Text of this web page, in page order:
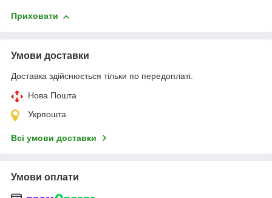
Приховати
Умови доставки
Доставка здійснюється тільки по передоплаті.
Нова Пошта
Укрпошта
Всі умови доставки
Умови оплати